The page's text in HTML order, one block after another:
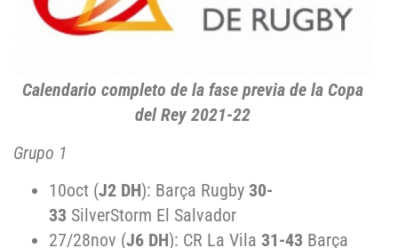
Calendario completo de la fase previa de la Copa
del Rey 2021-22
Grupo 1
10oct (J2 DH): Barça Rugby 30-
33 SilverStorm El Salvador
27/28nov (J6 DH): CR La Vila 31-43 Barça